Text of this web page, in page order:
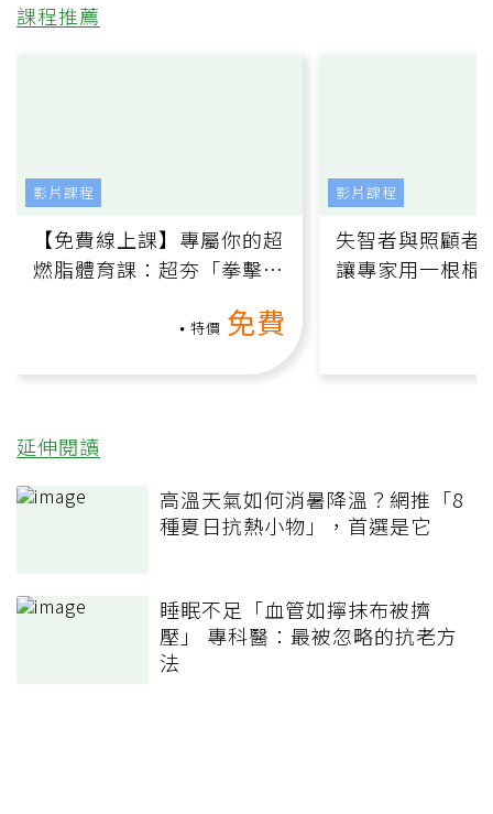
課程推薦
【免費線上課】專屬你的超
燃脂體育課：超夯「拳擊有
特價 免費
影片課程
失智者與照顧者
讓專家用一根棍
影片課程
延伸閱讀
高溫天氣如何消暑降溫？網推「8
種夏日抗熱小物」，首選是它
睡眠不足「血管如擰抹布被擠
壓」 專科醫：最被忽略的抗老方
法